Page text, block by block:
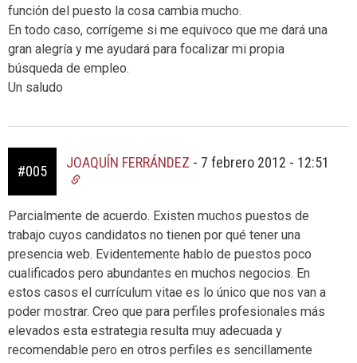
función del puesto la cosa cambia mucho.
En todo caso, corrígeme si me equivoco que me dará una
gran alegría y me ayudará para focalizar mi propia
búsqueda de empleo.
Un saludo
#005
JOAQUÍN FERRÁNDEZ - 7 febrero 2012 - 12:51
Parcialmente de acuerdo. Existen muchos puestos de
trabajo cuyos candidatos no tienen por qué tener una
presencia web. Evidentemente hablo de puestos poco
cualificados pero abundantes en muchos negocios. En
estos casos el currículum vitae es lo único que nos van a
poder mostrar. Creo que para perfiles profesionales más
elevados esta estrategia resulta muy adecuada y
recomendable pero en otros perfiles es sencillamente